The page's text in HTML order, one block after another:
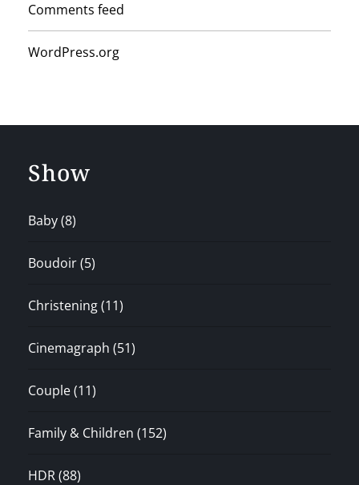
Comments feed
WordPress.org
Show
Baby(8)
Boudoir(5)
Christening(11)
Cinemagraph (51)
Couple(11)
Family & Children (152)
HDR(88)